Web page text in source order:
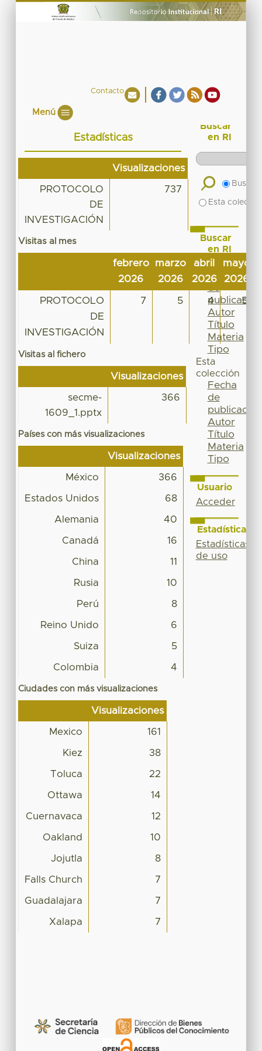
Contacto
Menú
Estadísticas
Visualizaciones
PROTOCOLO
DE
INVESTIGACIÓN
737
Visitas al mes
febrero
2026
marzo
2026
abril
2026
mayo
2026
PROTOCOLO
DE
INVESTIGACIÓN
7 5 4 5
Visitas al fichero
Visualizaciones
secme-
1609_1.pptx
366
Países con más visualizaciones
Visualizaciones
México 366
Estados Unidos 68
Alemania 40
Canadá 16
China 11
Rusia 10
Perú 8
Reino Unido 6
Suiza 5
Colombia 4
Ciudades con más visualizaciones
Visualizaciones
Mexico 161
Kiez 38
Toluca 22
Ottawa 14
Cuernavaca 12
Oakland 10
Jojutla 8
Falls Church 7
Guadalajara 7
Xalapa 7
Buscar
en RI
Buscar
Esta
Buscar
en RI
Por
Fecha
de
publicación
Autor
Título
Materia
Tipo
Esta
colección
Fecha
de
publicación
Autor
Título
Materia
Tipo
Usuario
Acceder
Estadísticas
Estadísticas
de uso